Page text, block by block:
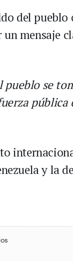
del
mensaje
pueblo se
pública
y la
WhatsApp